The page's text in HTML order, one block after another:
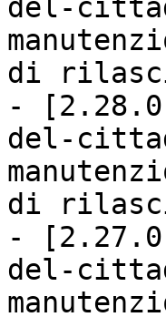
del-
di
-
del-
di
-
del-